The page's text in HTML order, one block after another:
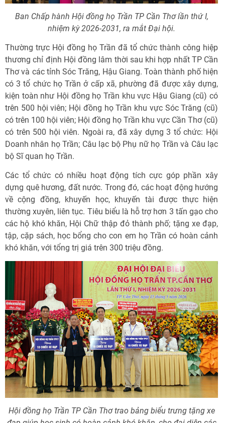
Ban Chấp hành Hội đồng họ Trần TP Cần Thơ lần thứ I,
nhiệm kỳ 2026-2031, ra mắt Đại hội.
Thường trực Hội đồng họ Trần đã tổ chức thành công hiệp
thương chỉ định Hội đồng lâm thời sau khi hợp nhất TP Cần
Thơ và các tỉnh Sóc Trăng, Hậu Giang. Toàn thành phố hiện
có 3 tổ chức họ Trần ở cấp xã, phường đã được xây dựng,
kiện toàn như Hội đồng họ Trần khu vực Hậu Giang (cũ) có
trên 500 hội viên; Hội đồng họ Trần khu vực Sóc Trăng (cũ)
có trên 100 hội viên; Hội đồng họ Trần khu vực Cần Thơ (cũ)
có trên 500 hội viên. Ngoài ra, đã xây dựng 3 tổ chức: Hội
Doanh nhân họ Trần; Câu lạc bộ Phụ nữ họ Trần và Câu lạc
bộ Sĩ quan họ Trần.
Các tổ chức có nhiều hoạt động tích cực góp phần xây
dựng quê hương, đất nước. Trong đó, các hoạt động hướng
về cộng đồng, khuyến học, khuyến tài được thực hiện
thường xuyên, liên tục. Tiêu biểu là hỗ trợ hơn 3 tấn gạo cho
các hộ khó khăn, Hội Chữ thập đỏ thành phố; tặng xe đạp,
tập, cặp sách, học bổng cho con em họ Trần có hoàn cảnh
khó khăn, với tổng trị giá trên 300 triệu đồng.
Hội đồng họ Trần TP Cần Thơ trao bảng biểu trưng tặng xe